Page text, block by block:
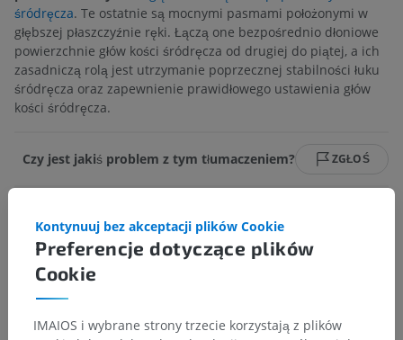
śródręcza. Te ostatnie są mocnymi pasmami położonymi w
głębszej płaszczyźnie ręki. Łączą one bezpośrednio dłoniowe
powierzchnie głów kości śródręcza od drugiej do piątej, a ich
zasadniczą rolą jest utrzymanie poprzecznej stabilności łuku
śródręcza oraz zapewnienie prawidłowego ustawienia głów
kości śródręcza.
Czy jest jakiś problem z tym tłumaczeniem? ZGŁOŚ
Galeria
Preferencje dotyczące plików
Cookie
Kontynuuj bez akceptacji plików Cookie
IMAIOS i wybrane strony trzecie korzystają z plików